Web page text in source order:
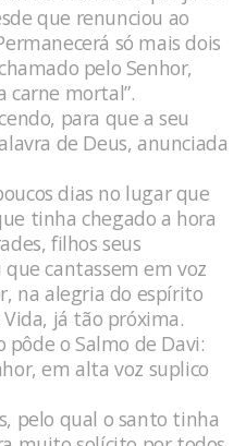
que renunciou ao
só mais dois
pelo Senhor,
carne mortal”.
para que a seu
de Deus, anunciada
dias no lugar que
tinha chegado a hora
filhos seus
cantassem em voz
na alegria do espírito
já tão próxima.
pôde o Salmo de Davi:
em alta voz suplico
pelo qual o santo tinha